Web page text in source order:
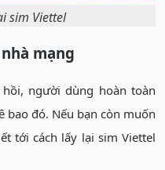
sim Viettel
mạng
người dùng hoàn toàn
bao đó. Nếu bạn còn muốn
tới cách lấy lại sim Viettel